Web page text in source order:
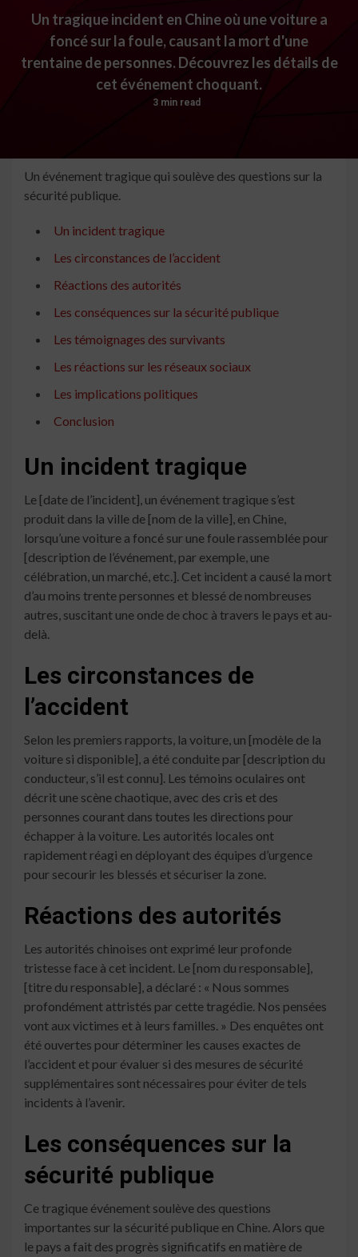
Un tragique incident en Chine où une voiture a
foncé sur la foule, causant la mort d'une
trentaine de personnes. Découvrez les détails de
cet événement choquant.
3 min read
Un événement tragique qui soulève des questions sur la
sécurité publique.
Un incident tragique
Les circonstances de l’accident
Réactions des autorités
Les conséquences sur la sécurité publique
Les témoignages des survivants
Les réactions sur les réseaux sociaux
Les implications politiques
Conclusion
Un incident tragique
Le [date de l’incident], un événement tragique s’est
produit dans la ville de [nom de la ville], en Chine,
lorsqu’une voiture a foncé sur une foule rassemblée pour
[description de l’événement, par exemple, une
célébration, un marché, etc.]. Cet incident a causé la mort
d’au moins trente personnes et blessé de nombreuses
autres, suscitant une onde de choc à travers le pays et au-
delà.
Les circonstances de
l’accident
Selon les premiers rapports, la voiture, un [modèle de la
voiture si disponible], a été conduite par [description du
conducteur, s’il est connu]. Les témoins oculaires ont
décrit une scène chaotique, avec des cris et des
personnes courant dans toutes les directions pour
échapper à la voiture. Les autorités locales ont
rapidement réagi en déployant des équipes d’urgence
pour secourir les blessés et sécuriser la zone.
Réactions des autorités
Les autorités chinoises ont exprimé leur profonde
tristesse face à cet incident. Le [nom du responsable],
[titre du responsable], a déclaré : « Nous sommes
profondément attristés par cette tragédie. Nos pensées
vont aux victimes et à leurs familles. » Des enquêtes ont
été ouvertes pour déterminer les causes exactes de
l’accident et pour évaluer si des mesures de sécurité
supplémentaires sont nécessaires pour éviter de tels
incidents à l’avenir.
Les conséquences sur la
sécurité publique
Ce tragique événement soulève des questions
importantes sur la sécurité publique en Chine. Alors que
le pays a fait des progrès significatifs en matière de